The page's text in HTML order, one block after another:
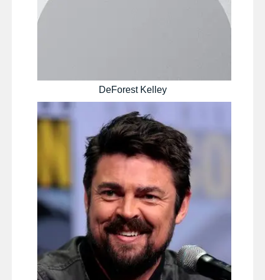
DeForest Kelley